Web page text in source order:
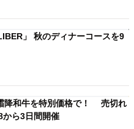
」 秋のディナーコースを9
降和牛を特別価格で！ 売切れ
から3日間開催